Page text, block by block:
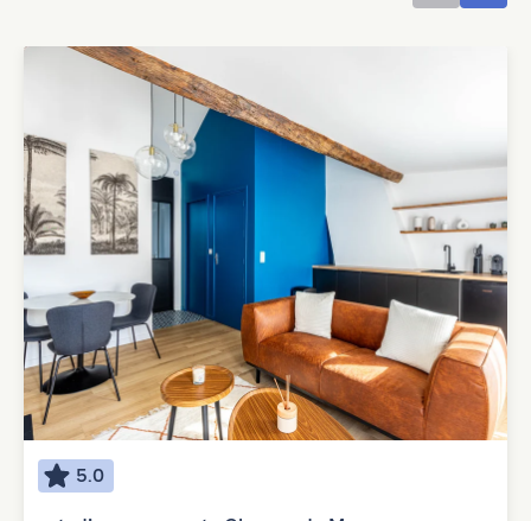
5.0